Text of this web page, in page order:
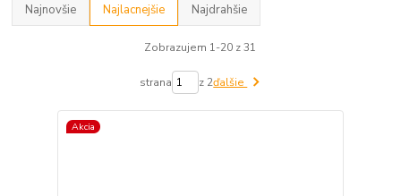
Najnovšie Najlacnejšie Najdrahšie
Zobrazujem 1-20 z 31
strana z 2ďalšie
Akcia